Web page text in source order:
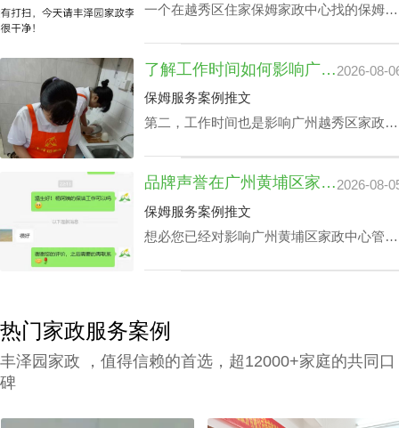
一个在越秀区住家保姆家政中心找的保姆对
衣、准备饭菜、洗碗等家庭杂务，还可以抚
恤老人及家长接送，让志存高远的人专心致
志工作，那越秀区家政中心住家报价该如何
了解工作时间如何影响广州越秀区家政中心查询电话价格表及服务质量2026-08-
保姆服务案例推文
第二，工作时间也是影响广州越秀区家政中
整工作时间表，聘请的家政保洁要有高机动
性，而这家庭业主需要例常会影响广州越秀
区家政中心查询电话价格表。
品牌声誉在广州黄埔区家政中心管家服务价钱里的分量2026-08-
保姆服务案例推文
想必您已经对影响广州黄埔区家政中心管家
政中心应具备的综合素质。
热门家政服务案例
丰泽园家政 ，值得信赖的首选，超12000+家庭的共同口
碑